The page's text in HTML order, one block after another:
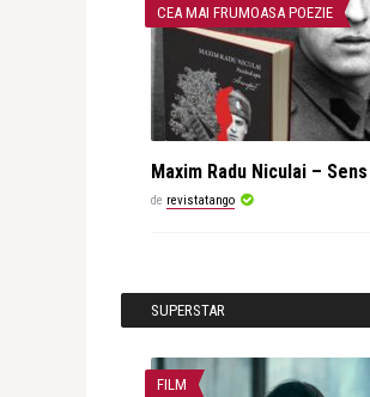
CEA MAI FRUMOASA POEZIE
Maxim Radu Niculai – Sens
de revistatango
SUPERSTAR
FILM